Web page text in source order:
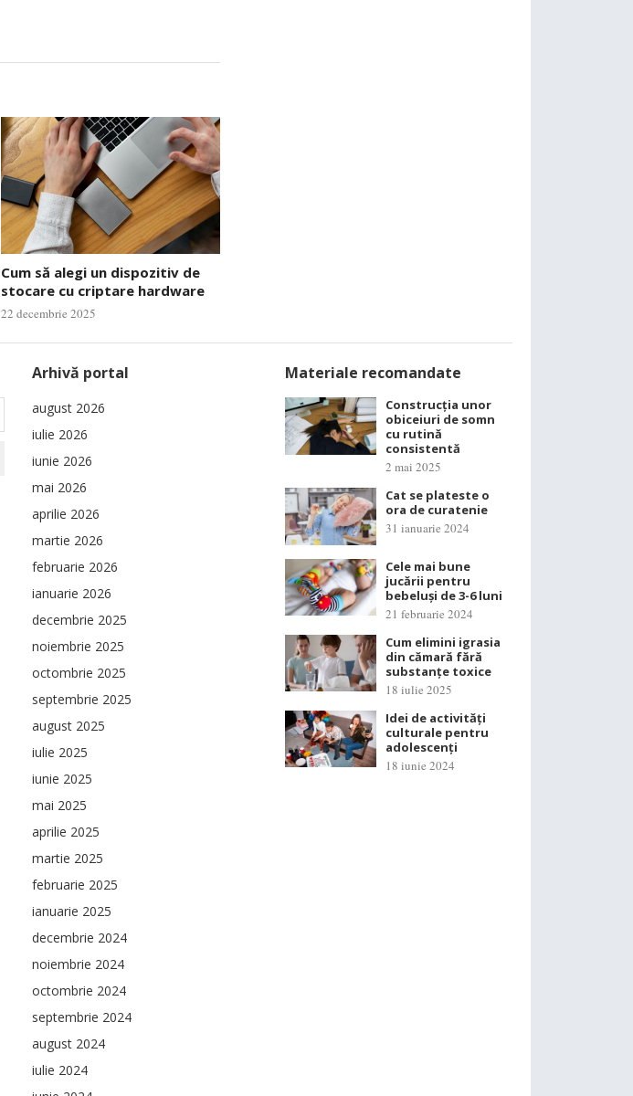
Cum să alegi un dispozitiv de
stocare cu criptare hardware
22 decembrie 2025
Arhivă portal
august 2026
iulie 2026
iunie 2026
mai 2026
aprilie 2026
martie 2026
februarie 2026
ianuarie 2026
decembrie 2025
noiembrie 2025
octombrie 2025
septembrie 2025
august 2025
iulie 2025
iunie 2025
mai 2025
aprilie 2025
martie 2025
februarie 2025
ianuarie 2025
decembrie 2024
noiembrie 2024
octombrie 2024
septembrie 2024
august 2024
iulie 2024
Materiale recomandate
Construcția unor
obiceiuri de somn
cu rutină
consistentă
2 mai 2025
Cat se plateste o
ora de curatenie
31 ianuarie 2024
Cele mai bune
jucării pentru
bebeluși de 3-6 luni
21 februarie 2024
Cum elimini igrasia
din cămară fără
substanțe toxice
18 iulie 2025
Idei de activități
culturale pentru
adolescenți
18 iunie 2024